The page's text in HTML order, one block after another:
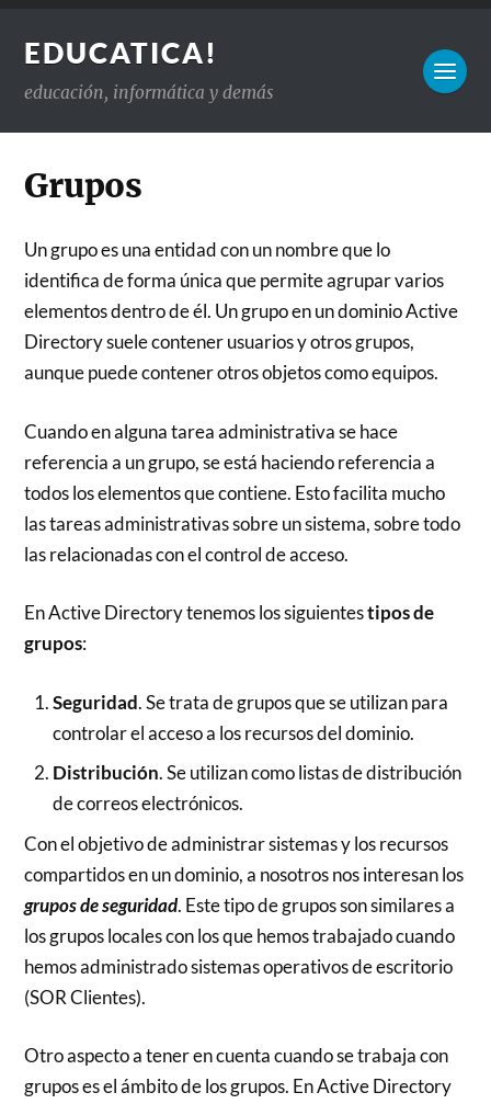
EDUCATICA!
educación, informática y demás
Grupos
Un grupo es una entidad con un nombre que lo
identifica de forma única que permite agrupar varios
elementos dentro de él. Un grupo en un dominio Active
Directory suele contener usuarios y otros grupos,
aunque puede contener otros objetos como equipos.
Cuando en alguna tarea administrativa se hace
referencia a un grupo, se está haciendo referencia a
todos los elementos que contiene. Esto facilita mucho
las tareas administrativas sobre un sistema, sobre todo
las relacionadas con el control de acceso.
En Active Directory tenemos los siguientestipos de
grupos:
Seguridad. Se trata de grupos que se utilizan para
controlar el acceso a los recursos del dominio.
Distribución. Se utilizan como listas de distribución
de correos electrónicos.
Con el objetivo de administrar sistemas y los recursos
compartidos en un dominio, a nosotros nos interesan los
grupos de seguridad. Este tipo de grupos son similares a
los grupos locales con los que hemos trabajado cuando
hemos administrado sistemas operativos de escritorio
(SOR Clientes).
Otro aspecto a tener en cuenta cuando se trabaja con
grupos es el ámbito de los grupos. En Active Directory